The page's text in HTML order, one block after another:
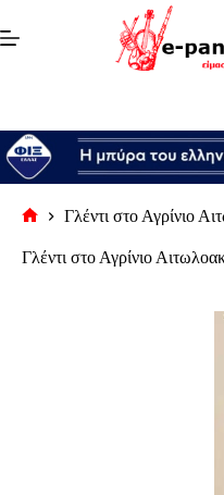
στο
περιεχόμενο
σελίδα
Γλέντι στο Αγρίνιο
Γλέντι στο Αγρίνιο